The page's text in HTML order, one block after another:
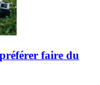
faire du